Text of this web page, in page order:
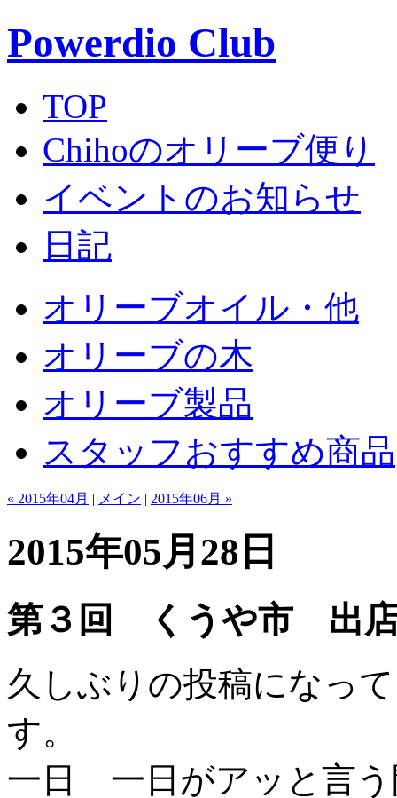
Powerdio Club
TOP
Chihoのオリーブ便り
イベントのお知らせ
日記
オリーブオイル・他
オリーブの木
オリーブ製品
スタッフおすすめ商品
« 2015年04月 | メイン | 2015年06月 »
2015年05月28日
第３回 くうや市 出
久しぶりの投稿になっ
す。
一日 一日がアッと言う